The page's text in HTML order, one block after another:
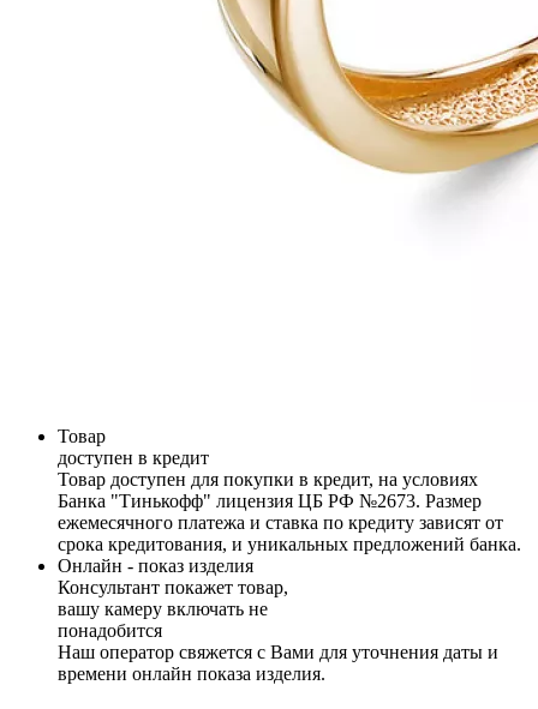
Товар
доступен в кредит
Товар доступен для покупки в кредит, на условиях
Банка "Тинькофф" лицензия ЦБ РФ №2673. Размер
ежемесячного платежа и ставка по кредиту зависят от
срока кредитования, и уникальных предложений банка.
Онлайн - показ изделия
Консультант покажет товар,
вашу камеру включать не
понадобится
Наш оператор свяжется с Вами для уточнения даты и
времени онлайн показа изделия.